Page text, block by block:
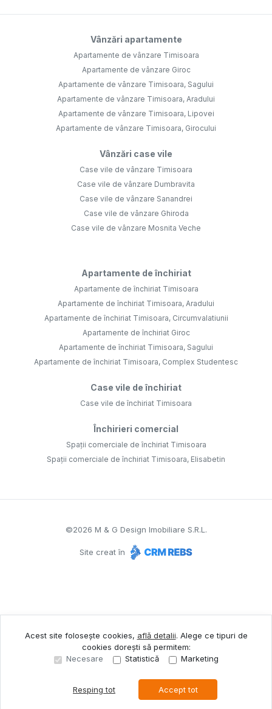
Sună acum Solicită vizionare
Vânzări apartamente
Apartamente de vânzare Timisoara
Apartamente de vânzare Giroc
Apartamente de vânzare Timisoara, Sagului
Apartamente de vânzare Timisoara, Aradului
Apartamente de vânzare Timisoara, Lipovei
Apartamente de vânzare Timisoara, Girocului
Vânzări case vile
Case vile de vânzare Timisoara
Case vile de vânzare Dumbravita
Case vile de vânzare Sanandrei
Case vile de vânzare Ghiroda
Case vile de vânzare Mosnita Veche
Apartamente de închiriat
Apartamente de închiriat Timisoara
Apartamente de închiriat Timisoara, Aradului
Apartamente de închiriat Timisoara, Circumvalatiunii
Apartamente de închiriat Giroc
Apartamente de închiriat Timisoara, Sagului
Apartamente de închiriat Timisoara, Complex Studentesc
Case vile de închiriat
Case vile de închiriat Timisoara
Închirieri comercial
Spații comerciale de închiriat Timisoara
Spații comerciale de închiriat Timisoara, Elisabetin
©2026 M & G Design Imobiliare S.R.L.
Site creat în
Acest site folosește cookies, află detalii. Alege ce tipuri de
cookies dorești să permitem:
Necesare
Statistică Marketing
Resping tot Accept tot